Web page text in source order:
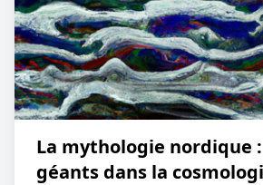
La mythologie nordique
géants dans la